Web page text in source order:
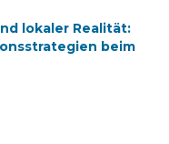
lokaler Realität:
beim